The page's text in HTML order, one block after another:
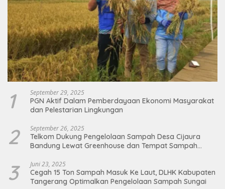
1 September 29, 2025
PGN Aktif Dalam Pemberdayaan Ekonomi Masyarakat
dan Pelestarian Lingkungan
2 September 26, 2025
Telkom Dukung Pengelolaan Sampah Desa Cijaura
Bandung Lewat Greenhouse dan Tempat Sampah
3 Juni 23, 2025
Cegah 15 Ton Sampah Masuk Ke Laut, DLHK Kabupaten
Tangerang Optimalkan Pengelolaan Sampah Sungai